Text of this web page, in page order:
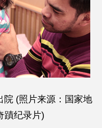
院 (照片来源：国家地
蹟纪录片)